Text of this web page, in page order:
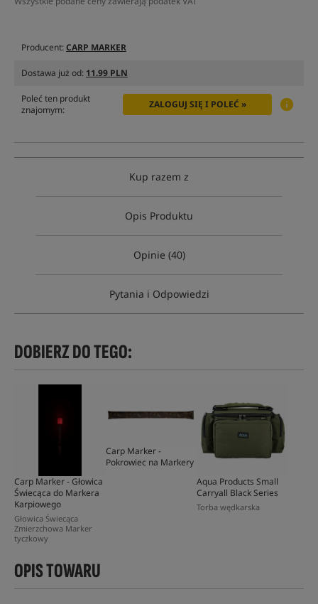
Producent:CARP MARKER
Dostawa już od: 11.99 PLN
Poleć ten produkt
znajomym:
ZALOGUJ SIĘ I POLEĆ »
Kup razem z
Opis Produktu
Opinie (40)
Pytania i Odpowiedzi
DOBIERZ DO TEGO:
Carp Marker - Głowica
Świecąca do Markera
Karpiowego
Głowica Świecąca
Zmierzchowa Marker
tyczkowy
Carp Marker -
Pokrowiec na Markery
Aqua Products Small
Carryall Black Series
Torba wędkarska
OPIS TOWARU